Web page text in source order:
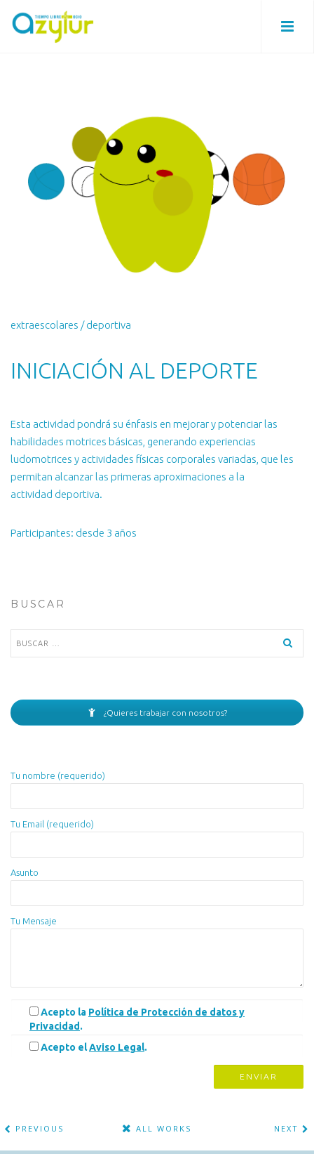
extraescolares / deportiva
INICIACIÓN AL DEPORTE
Esta actividad pondrá su énfasis en mejorar y potenciar las
habilidades motrices básicas, generando experiencias
ludomotrices y actividades físicas corporales variadas, que les
permitan alcanzar las primeras aproximaciones a la
actividad deportiva.
Participantes: desde 3 años
BUSCAR
¿Quieres trabajar con nosotros?
Tu nombre (requerido)
Tu Email (requerido)
Asunto
Tu Mensaje
Acepto la Política de Protección de datos y
Privacidad.
Acepto elAviso Legal.
PREVIOUS ALL WORKS NEXT